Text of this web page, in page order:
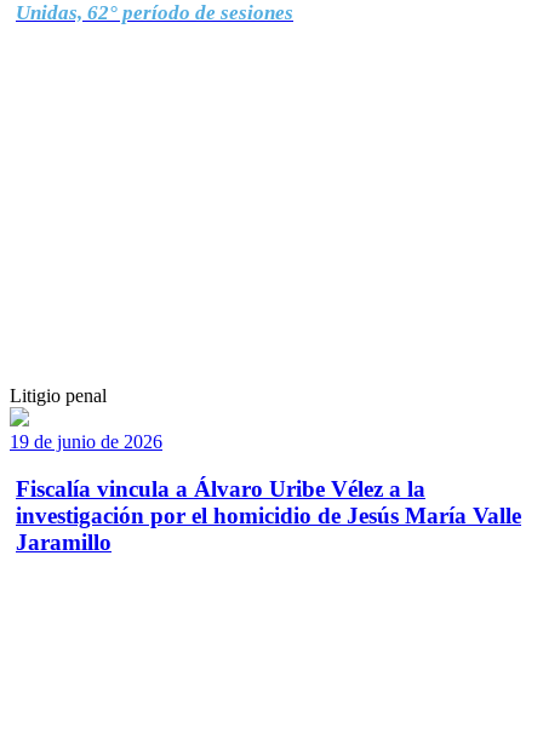
Unidas, 62° período de sesiones
Litigio penal
19 de junio de 2026
Fiscalía vincula a Álvaro Uribe Vélez a la
investigación por el homicidio de Jesús María Valle
Jaramillo